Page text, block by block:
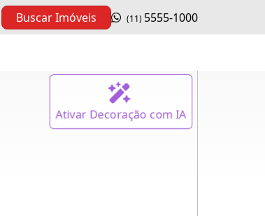
Buscar Imóveis (11) 5555-1000
AtivarDecoraçãocom IA